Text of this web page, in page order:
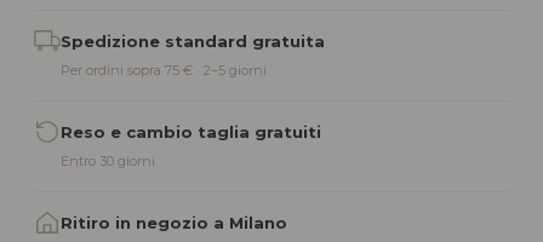
Spedizione standard gratuita
Per ordini sopra 75 € · 2–5 giorni
Reso e cambio taglia gratuiti
Entro 30 giorni
Ritiro in negozio a Milano